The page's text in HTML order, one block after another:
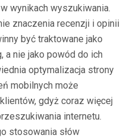
wynikach wyszukiwania.
znaczenia recenzji i opinii
być traktowane jako
a nie jako powód do ich
optymalizacja strony
mobilnych może
gdyż coraz więcej
internetu.
stosowania słów